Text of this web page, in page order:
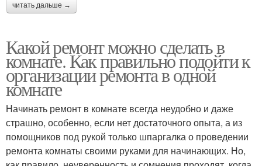
читать дальше →
Какой ремонт можно сделать в
комнате. Как правильно подойти к
организации ремонта в одной
комнате
Начинать ремонт в комнате всегда неудобно и даже
страшно, особенно, если нет достаточного опыта, а из
помощников под рукой только шпаргалка о проведении
ремонта комнаты своими руками для начинающих. Но,